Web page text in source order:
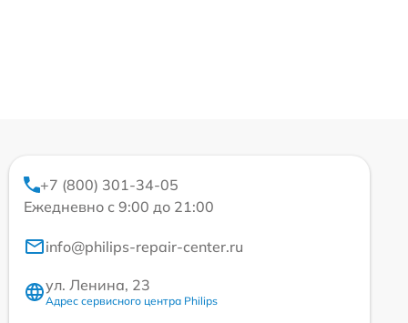
+7 (800) 301-34-05
Ежедневно с 9:00 до 21:00
info@philips-repair-center.ru
ул. Ленина, 23
Адрес сервисного центра Philips